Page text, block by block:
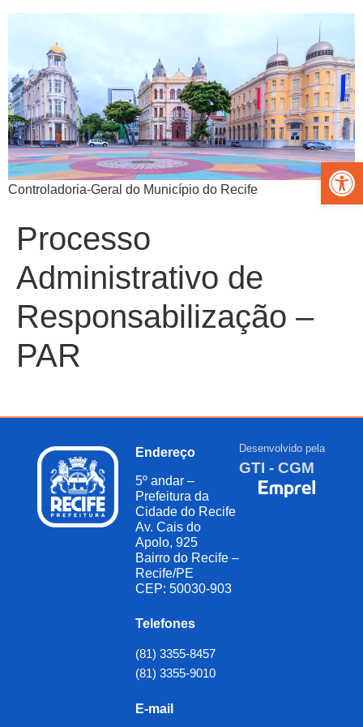
Abrir
Controladoria-Geral do Município do Recife
Processo
Administrativo de
Responsabilização –
PAR
Endereço
5º andar –
Prefeitura da
Cidade do Recife
Av. Cais do
Apolo, 925
Bairro do Recife –
Recife/PE
CEP: 50030-903
Telefones
(81) 3355-8457
(81) 3355-9010
E-mail
Desenvolvido pela
GTI - CGM